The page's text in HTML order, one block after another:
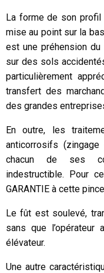
La forme de son
mise au point sur la
est une préhension
sur des sols
particulièrement
transfert des
des grandes
En outre, les
anticorrosifs
chacun de ses
indestructible. Pour
GARANTIE à cette
Le fût est soulevé,
sans que
élévateur.
Une autre